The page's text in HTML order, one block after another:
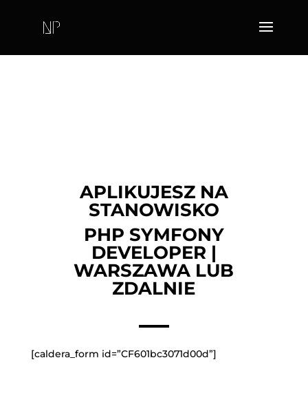
APLIKUJESZ NA
STANOWISKO
PHP SYMFONY
DEVELOPER |
WARSZAWA LUB
ZDALNIE
[caldera_form id=”CF601bc3071d00d”]